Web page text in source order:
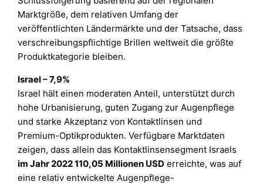
Marktgröße, dem relativen Umfang der
veröffentlichten Ländermärkte und der Tatsache, dass
verschreibungspflichtige Brillen weltweit die größte
Produktkategorie bleiben.
Israel – 7,9%
Israel hält einen moderaten Anteil, unterstützt durch
hohe Urbanisierung, guten Zugang zur Augenpflege
und starke Akzeptanz von Kontaktlinsen und
Premium-Optikprodukten. Verfügbare Marktdaten
zeigen, dass allein das Kontaktlinsensegment Israels
im Jahr 2022 110,05 Millionen USD erreichte, was auf
eine relativ entwickelte Augenpflege-